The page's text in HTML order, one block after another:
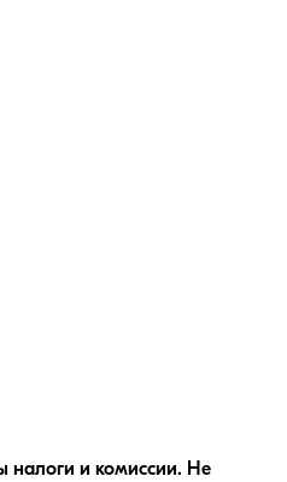
налоги и комиссии. Не